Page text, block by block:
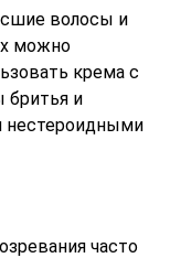
волосы и
можно
крема с
бритья и
нестероидными
часто